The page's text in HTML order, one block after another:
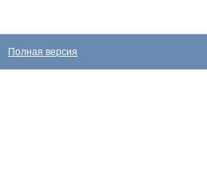
Полная версия